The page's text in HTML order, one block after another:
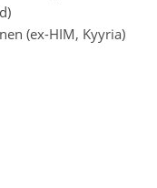
(ex-HIM, Kyyria)